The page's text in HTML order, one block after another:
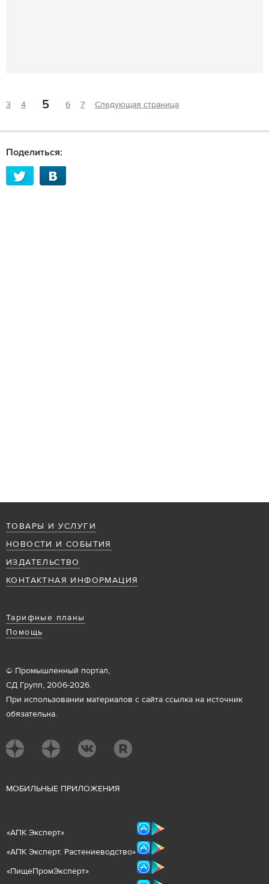
3 4 5 6 7 Следующая страница
Поделиться:
ТОВАРЫ И УСЛУГИ
НОВОСТИ И СОБЫТИЯ
ИЗДАТЕЛЬСТВО
КОНТАКТНАЯ ИНФОРМАЦИЯ
Тарифные планы
Помощь
© Промышленный портал,
СД Групп, 2006-2026.
При использовании материалов с сайта ссылка на источник
обязательна.
МОБИЛЬНЫЕ ПРИЛОЖЕНИЯ
«АПК Эксперт»
«АПК Эксперт. Растениеводство»
«ПищеПромЭксперт»